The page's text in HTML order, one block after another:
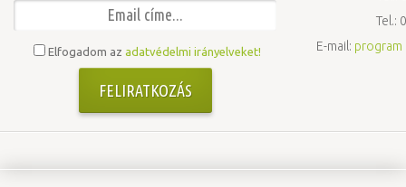
Elfogadom az adatvédelmi irányelveket!
Tel.:
E-mail: program